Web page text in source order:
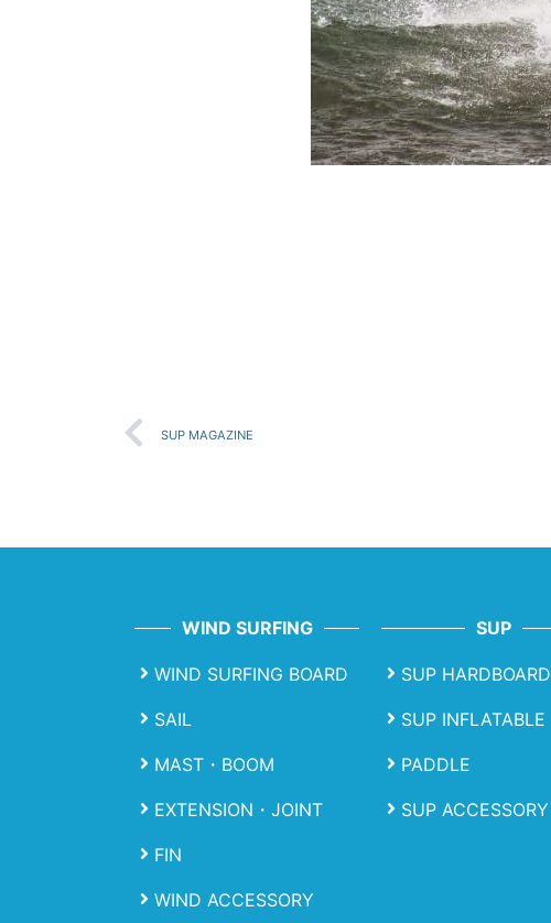
SUP MAGAZINE
WIND SURFING
WIND SURFING BOARD
SAIL
MAST・BOOM
EXTENSION・JOINT
FIN
WIND ACCESSORY
SUP
SUP HARDBOARD
SUP INFLATABLE
PADDLE
SUP ACCESSORY